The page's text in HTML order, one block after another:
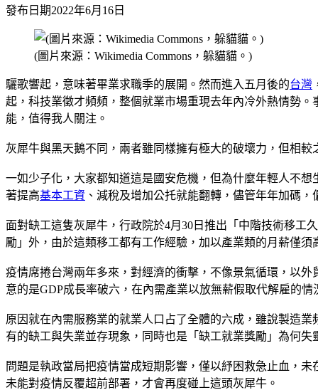
發布日期2022年6月16日
(圖片來源：Wikimedia Commons，躲貓貓。)
驪歌響起，意味著畢業求職季的展開。然而進入五月後的台灣
起，科技業徵才頻頻，整個就業市場重現去年內冷外熱情勢
能，值得我人關注。
灰犀牛與黑天鵝不同，兩者雖同樣擁有極大的破壞力，但相
一如少子化，大家都知道這是國安危機，但為什麼年輕人不想
著提高基本工資 、減稅及增加公托就能翻轉，儘管年年加碼
面對缺工這隻灰犀牛，行政院於4月30日推出「中階技術移工
勵」外，由於這類移工都有工作經驗，加以產業類的月薪僅
疫情席捲台灣兩年多來，對經濟的衝擊，不像景氣循環，以
意的是GDP成長率破六，在內需產業以放無薪假取代解雇的情
原因就在內需服務業的就業人口占了全體的六成，雖說製造
有的缺工與失業並存現象，同時也是「缺工就業獎勵」為何失
問題是執政當局把疫情當成短期影響，僅以紓困救急止血，
未能對疫情反覆超前部署，才會再度碰上這頭灰犀牛。